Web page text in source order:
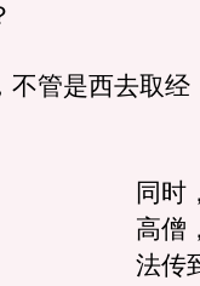
管是西去取经
同时
高僧
法传